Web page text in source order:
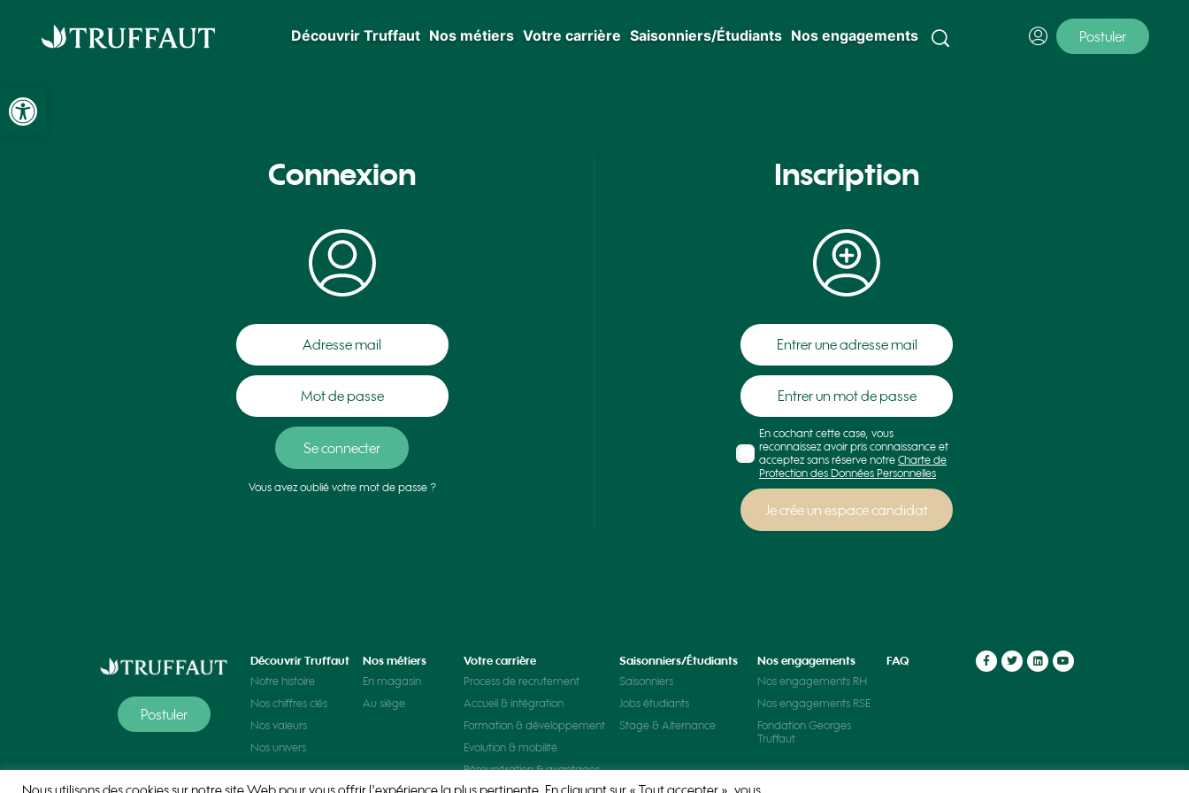
Ouvrir la barre d’outils
Découvrir Truffaut Nos métiers Votre carrière Saisonniers/Étudiants Nos engagements Postuler
Connexion
Vous avez oublié votre mot de passe ?
Inscription
En cochant cette case, vous
reconnaissez avoir pris connaissance et
acceptez sans réserve notreCharte de
Protection des Données Personnelles
Postuler
Découvrir Truffaut
Notre histoire
Nos chiffres clés
Nos valeurs
Nos univers
Nos métiers
En magasin
Au siège
Votre carrière
Process de recrutement
Accueil & intégration
Formation & développement
Evolution & mobilité
Rémunération & avantages
Saisonniers/Étudiants
Saisonniers
Jobs étudiants
Stage & Alternance
Nos engagements
Nos engagements RH
Nos engagements RSE
Fondation Georges
Truffaut
FAQ